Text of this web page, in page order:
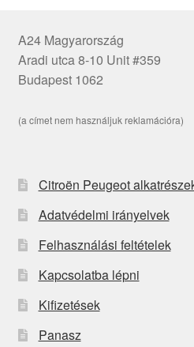
A24 Magyarország
Aradi utca 8-10 Unit #359
Budapest 1062
(a címet nem használjuk reklamációra)
Citroën Peugeot
Adatvédelmi irányelvek
Felhasználási feltételek
Kapcsolatba lépni
Kifizetések
Panasz